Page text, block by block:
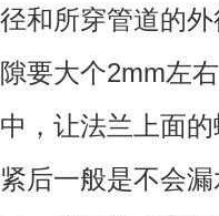
径和所穿管道的
隙要大个2mm左
中，让法兰上面
紧后一般是不会漏